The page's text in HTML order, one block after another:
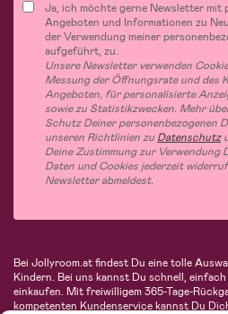
Ja, ich möchte gerne Newsletter mit
Angeboten und Informationen zu
der Verwendung meiner
aufgeführt, zu.
Unsere Newsletter verwenden
Messung der Öffnungsrate und des
Angeboten, für personalisierte
sowie zu Statistikzwecken. Mehr
Schutz Deiner personenbezogenen
unseren Richtlinien zu Datenschutz
Deine Zustimmung zur Verwendung
Daten und Cookies jederzeit
Newsletter abmeldest.
Bei Jollyroom.at findest Du eine tolle
Kindern. Bei uns kannst Du schnell,
einkaufen. Mit freiwilligem 365-Tage-
kompetenten Kundenservice kannst Du